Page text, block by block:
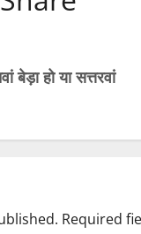
बेड़ा हो या सत्तरवां
Required